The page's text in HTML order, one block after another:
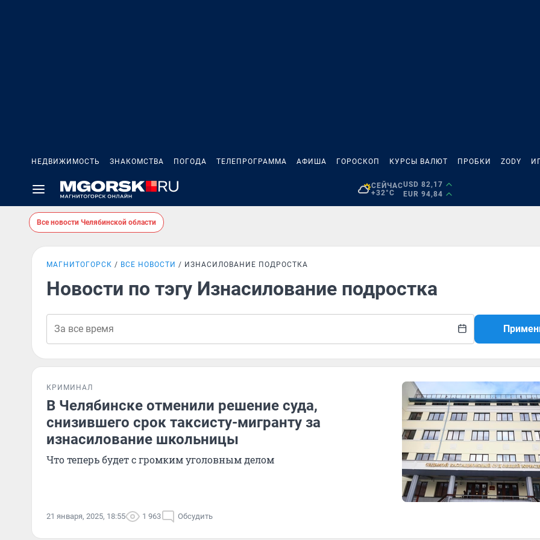
НЕДВИЖИМОСТЬ ЗНАКОМСТВА ПОГОДА ТЕЛЕПРОГРАММА АФИША ГОРОСКОП КУРСЫ ВАЛЮТ ПРОБКИ ZODY
СЕЙЧАС
+32°C
USD 82,17
EUR 94,84
Все новости Челябинской области
МАГНИТОГОРСК ВСЕ НОВОСТИ ИЗНАСИЛОВАНИЕ ПОДРОСТКА
Новости по тэгу Изнасилование подростка
КРИМИНАЛ
В Челябинске отменили решение суда,
снизившего срок таксисту-мигранту за
изнасилование школьницы
Что теперь будет с громким уголовным делом
21 января, 2025, 18:55 1 963 Обсудить